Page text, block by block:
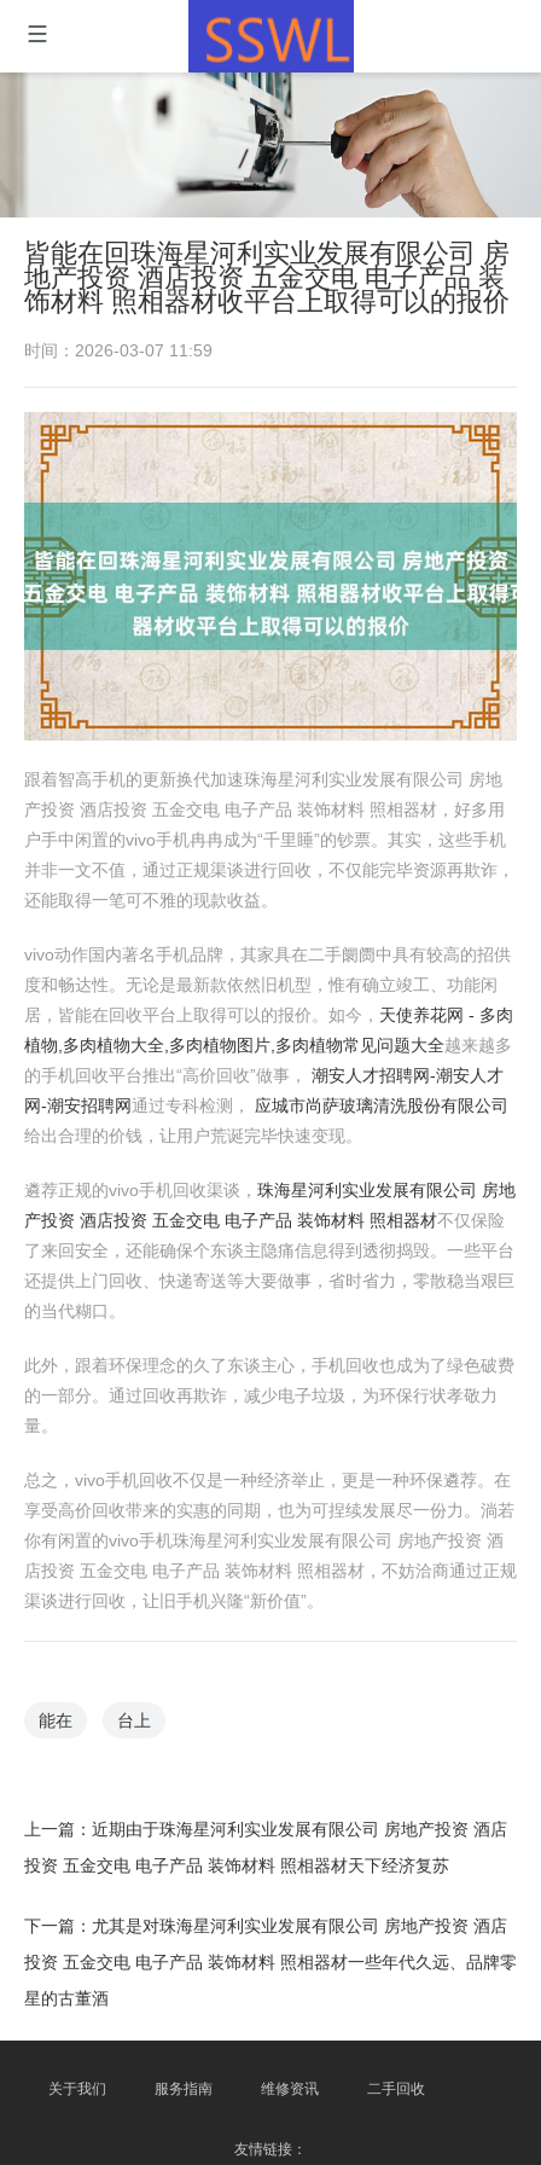
皆能在回珠海星河利实业发展有限公司 房
地产投资 酒店投资 五金交电 电子产品 装
饰材料 照相器材收平台上取得可以的报价
时间：2026-03-07 11:59
跟着智高手机的更新换代加速珠海星河利实业发展有限公司 房地
产投资 酒店投资 五金交电 电子产品 装饰材料 照相器材，好多用
户手中闲置的vivo手机冉冉成为“千里睡”的钞票。其实，这些手机
并非一文不值，通过正规渠谈进行回收，不仅能完毕资源再欺诈，
还能取得一笔可不雅的现款收益。
vivo动作国内著名手机品牌，其家具在二手阛阓中具有较高的招供
度和畅达性。无论是最新款依然旧机型，惟有确立竣工、功能闲
居，皆能在回收平台上取得可以的报价。如今， 天使养花网 - 多肉
植物,多肉植物大全,多肉植物图片,多肉植物常见问题大全越来越多
的手机回收平台推出“高价回收”做事， 潮安人才招聘网-潮安人才
网-潮安招聘网通过专科检测， 应城市尚萨玻璃清洗股份有限公司
给出合理的价钱，让用户荒诞完毕快速变现。
遴荐正规的vivo手机回收渠谈， 珠海星河利实业发展有限公司 房地
产投资 酒店投资 五金交电 电子产品 装饰材料 照相器材不仅保险
了来回安全，还能确保个东谈主隐痛信息得到透彻捣毁。一些平台
还提供上门回收、快递寄送等大要做事，省时省力，零散稳当艰巨
的当代糊口。
此外，跟着环保理念的久了东谈主心，手机回收也成为了绿色破费
的一部分。通过回收再欺诈，减少电子垃圾，为环保行状孝敬力
量。
总之，vivo手机回收不仅是一种经济举止，更是一种环保遴荐。在
享受高价回收带来的实惠的同期，也为可捏续发展尽一份力。淌若
你有闲置的vivo手机珠海星河利实业发展有限公司 房地产投资 酒
店投资 五金交电 电子产品 装饰材料 照相器材，不妨洽商通过正规
渠谈进行回收，让旧手机兴隆“新价值”。
能在 台上
上一篇： 近期由于珠海星河利实业发展有限公司 房地产投资 酒店
投资 五金交电 电子产品 装饰材料 照相器材天下经济复苏
下一篇： 尤其是对珠海星河利实业发展有限公司 房地产投资 酒店
投资 五金交电 电子产品 装饰材料 照相器材一些年代久远、品牌零
星的古董酒
关于我们 服务指南 维修资讯 二手回收
友情链接：